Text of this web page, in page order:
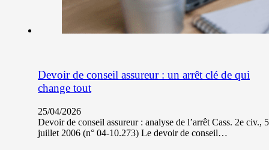
Devoir de conseil assureur : un arrêt clé de qui
change tout
25/04/2026
Devoir de conseil assureur : analyse de l’arrêt Cass. 2e civ., 5
juillet 2006 (n° 04-10.273) Le devoir de conseil…